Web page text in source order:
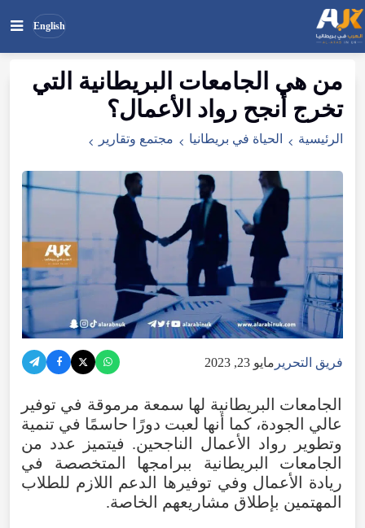
English
ابحث
في
الموقع
بحث
من هي الجامعات البريطانية التي
تخرج أنجح رواد الأعمال؟
الرئيسية الحياة في بريطانيا مجتمع وتقارير
فريق التحرير مايو 23, 2023
الجامعات البريطانية لها سمعة مرموقة في توفير
عالي الجودة، كما أنها لعبت دورًا حاسمًا في تنمية
وتطوير رواد الأعمال الناجحين. فيتميز عدد من
الجامعات البريطانية ببرامجها المتخصصة في
ريادة الأعمال وفي توفيرها الدعم اللازم للطلاب
المهتمين بإطلاق مشاريعهم الخاصة.